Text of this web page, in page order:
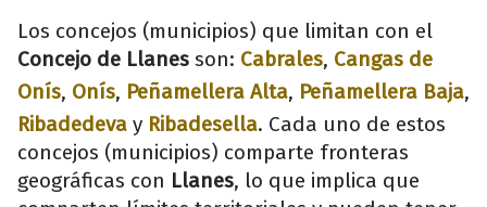
Los concejos (municipios) que limitan con el
Concejo de Llanes son: Cabrales, Cangas de
Onís, Onís, Peñamellera Alta, Peñamellera Baja,
Ribadedeva y Ribadesella. Cada uno de estos
concejos (municipios) comparte fronteras
geográficas con Llanes, lo que implica que